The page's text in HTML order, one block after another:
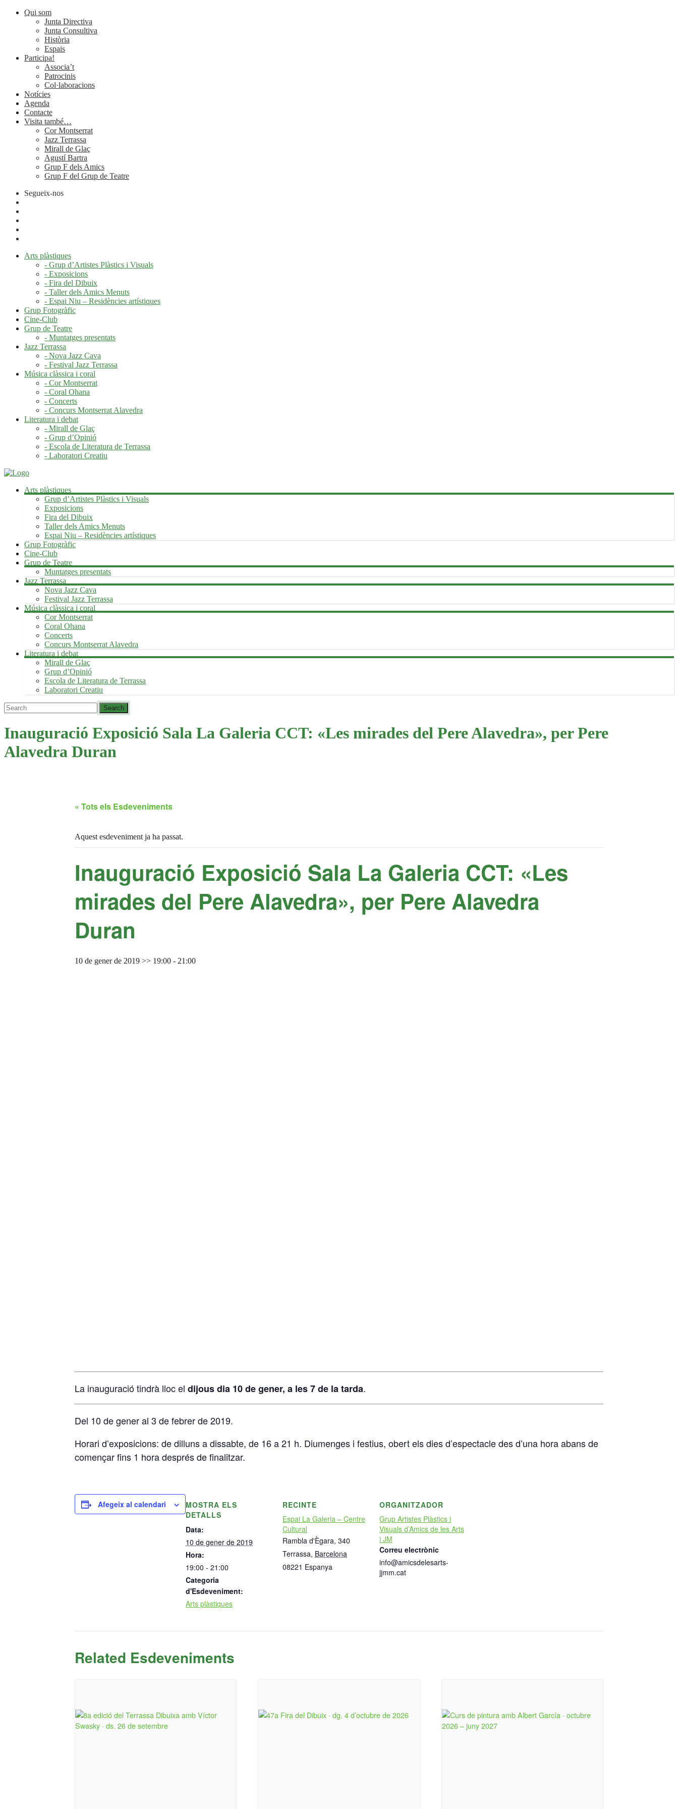
Qui som
Junta Directiva
Junta Consultiva
Història
Espais
Participa!
Associa’t
Patrocinis
Col·laboracions
Notícies
Agenda
Contacte
Visita també…
Cor Montserrat
Jazz Terrassa
Mirall de Glaç
Agustí Bartra
Grup F dels Amics
Grup F del Grup de Teatre
Segueix-nos
Arts plàstiques
- Grup d’Artistes Plàstics i Visuals
- Exposicions
- Fira del Dibuix
- Taller dels Amics Menuts
- Espai Niu – Residències artístiques
Grup Fotogràfic
Cine-Club
Grup de Teatre
- Muntatges presentats
Jazz Terrassa
- Nova Jazz Cava
- Festival Jazz Terrassa
Música clàssica i coral
- Cor Montserrat
- Coral Ohana
- Concerts
- Concurs Montserrat Alavedra
Literatura i debat
- Mirall de Glaç
- Grup d’Opinió
- Escola de Literatura de Terrassa
- Laboratori Creatiu
Arts plàstiques
Grup d’Artistes Plàstics i Visuals
Exposicions
Fira del Dibuix
Taller dels Amics Menuts
Espai Niu – Residències artístiques
Grup Fotogràfic
Cine-Club
Grup de Teatre
Muntatges presentats
Jazz Terrassa
Nova Jazz Cava
Festival Jazz Terrassa
Música clàssica i coral
Cor Montserrat
Coral Ohana
Concerts
Concurs Montserrat Alavedra
Literatura i debat
Mirall de Glaç
Grup d’Opinió
Escola de Literatura de Terrassa
Laboratori Creatiu
Inauguració Exposició Sala La Galeria CCT: «Les mirades del Pere Alavedra», per Pere
Alavedra Duran
« Tots els Esdeveniments
Aquest esdeveniment ja ha passat.
Inauguració Exposició Sala La Galeria CCT: «Les
mirades del Pere Alavedra», per Pere Alavedra
Duran
10 de gener de 2019 >> 19:00 - 21:00
La inauguració tindrà lloc el dijous dia 10 de gener, a les 7 de la tarda.
Del 10 de gener al 3 de febrer de 2019.
Horari d’exposicions: de dilluns a dissabte, de 16 a 21 h. Diumenges i festius, obert els dies d’espectacle des d’una hora abans de
començar fins 1 hora després de finalitzar.
Afegeix al calendari
MOSTRA ELS
DETALLS
Data:
10 de gener de 2019
Hora:
19:00 - 21:00
Categoria
d'Esdeveniment:
Arts plàstiques
RECINTE
Espai La Galeria – Centre
Cultural
Rambla d'Ègara, 340
Terrassa, Barcelona
08221 Espanya
ORGANITZADOR
Grup Artistes Plàstics i
Visuals d’Amics de les Arts
i JM
Correu electrònic
info@amicsdelesarts-
jjmm.cat
Related Esdeveniments